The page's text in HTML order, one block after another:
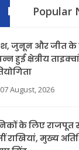
Popular
जुनून और जीत के
हुई क्षेत्रीय
07 August, 2026
के लिए राजपूत
राखियां, मुख्य